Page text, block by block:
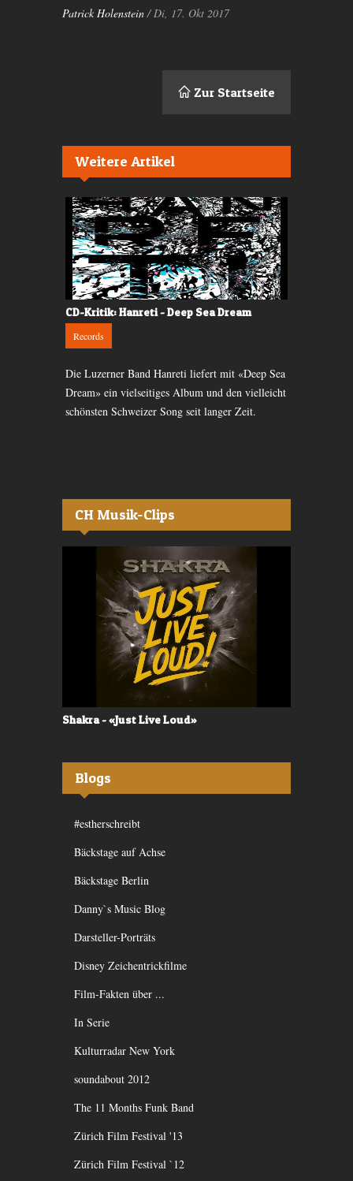
Patrick Holenstein/ Di, 17. Okt 2017
Zur Startseite
Weitere Artikel
CD-Kritik: Hanreti - Deep Sea Dream
Records
Die Luzerner Band Hanreti liefert mit «Deep Sea
Dream» ein vielseitiges Album und den vielleicht
schönsten Schweizer Song seit langer Zeit.
CH Musik-Clips
Shakra - «Just Live Loud»
Blogs
#estherschreibt
Bäckstage auf Achse
Bäckstage Berlin
Danny`s Music Blog
Darsteller-Porträts
Disney Zeichentrickfilme
Film-Fakten über ...
In Serie
Kulturradar New York
soundabout 2012
The 11 Months Funk Band
Zürich Film Festival '13
Zürich Film Festival `12